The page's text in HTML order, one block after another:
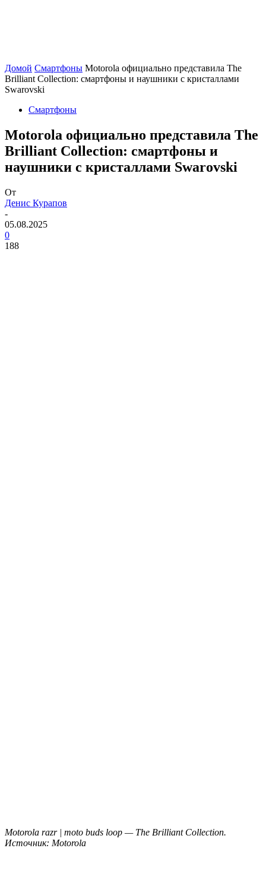
Домой Смартфоны Motorola официально представила The
Brilliant Collection: смартфоны и наушники с кристаллами
Swarovski
Смартфоны
Motorola официально представила The
Brilliant Collection: смартфоны и
наушники с кристаллами Swarovski
От
Денис Курапов
-
05.08.2025
0
188
Motorola razr | moto buds loop — The Brilliant Collection.
Источник: Motorola